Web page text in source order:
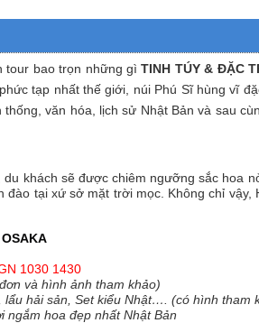
tour bao trọn những gìTINH TÚY & ĐẶC
tạp nhất thế giới, núi Phú Sĩ hùng vĩ
văn hóa, lịch sử Nhật Bản và sau
, du khách sẽ được chiêm ngưỡng sắc hoa
đào tại xứ sở mặt trời mọc. Không chỉ
1030 1430
và hình ảnh tham khảo)
lẩu hải sản, Set kiểu Nhật…. (có hình tham
ngắm hoa đẹp nhất Nhật Bản